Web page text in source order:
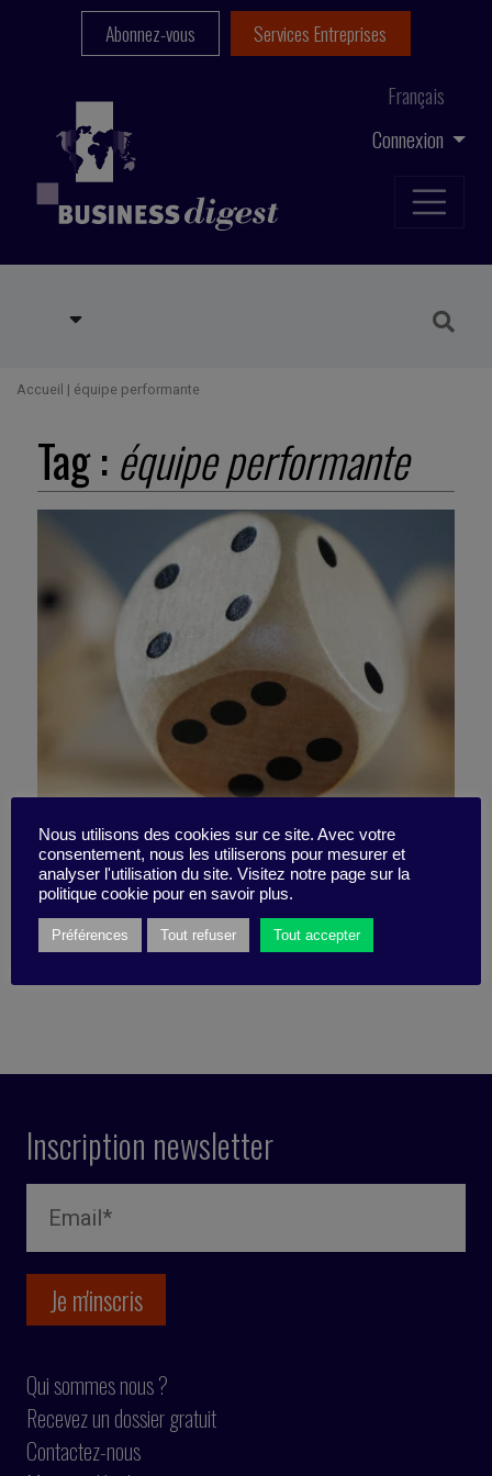
Connexion
Français
Abonnez-vous Services Entreprises
Accueil | équipe performante
Tag : équipe performante
Pas d’bol ou pas de risque ?
27 avril 2021
Inscription newsletter
Qui sommes nous ?
Recevez un dossier gratuit
Contactez-nous
Nous utilisons des cookies sur ce site. Avec votre
consentement, nous les utiliserons pour mesurer et
analyser l'utilisation du site. Visitez notre page sur la
politique cookie pour en savoir plus.
Préférences Tout refuser Tout accepter